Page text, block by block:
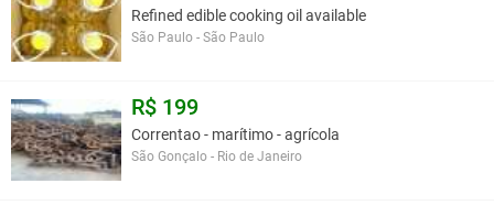
Refined edible cooking oil available
São Paulo - São Paulo
R$ 199
Correntao - marítimo - agrícola
São Gonçalo - Rio de Janeiro